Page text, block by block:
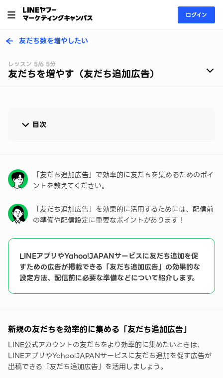
ログイン
友だち数を増やしたい
レッスン 5/6 5分
友だちを増やす（友だち追加広告）
目次
友だち追加広告のクリエイティブのポイント
友だち追加広告の費用
「友だち追加広告」で効率的に友だちを集めるためのポイ
ントを教えてください。
「友だち追加広告」を効果的に活用するためには、配信前
の準備や配信設定に重要なポイントがあります！
LINEアプリやYahoo!JAPANサービスに友だち追加を促
すための広告が掲載できる「友だち追加広告」の効果的な
設定方法、配信前に必要な準備などについて紹介します。
新規の友だちを効率的に集める「友だち追加広告」
LINE公式アカウントの友だちをより効率的に集めたいときは、
LINEアプリやYahoo!JAPANサービスに友だち追加を促す広告が
出稿できる「友だち追加広告」を活用しましょう。